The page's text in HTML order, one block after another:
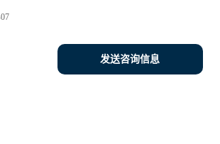
发送咨询信息